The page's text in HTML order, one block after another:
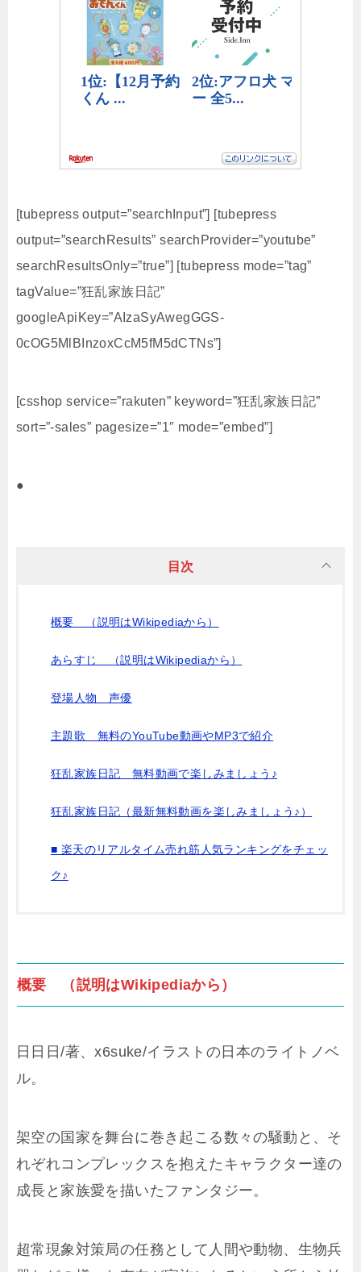
[tubepress output=”searchInput”] [tubepress
output=”searchResults” searchProvider=”youtube”
searchResultsOnly=”true”] [tubepress mode=”tag”
tagValue=”狂乱家族日記”
googleApiKey=”AIzaSyAwegGGS-
0cOG5MlBInzoxCcM5fM5dCTNs”]
[csshop service=”rakuten” keyword=”狂乱家族日記”
sort=”-sales” pagesize=”1″ mode=”embed”]
●
目次
概要 （説明はWikipediaから）
あらすじ （説明はWikipediaから）
登場人物 声優
主題歌 無料のYouTube動画やMP3で紹介
狂乱家族日記 無料動画で楽しみましょう♪
狂乱家族日記（最新無料動画を楽しみましょう♪）
■ 楽天のリアルタイム売れ筋人気ランキングをチェッ
ク♪
概要 （説明はWikipediaから）
日日日/著、x6suke/イラストの日本のライトノベ
ル。
架空の国家を舞台に巻き起こる数々の騒動と、そ
れぞれコンプレックスを抱えたキャラクター達の
成長と家族愛を描いたファンタジー。
超常現象対策局の任務として人間や動物、生物兵